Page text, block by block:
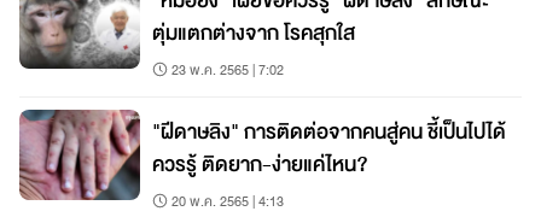
ตุ่มแตกต่างจาก โรคสุกใส
23 พ.ค. 2565 | 7:02
"ฝีดาษลิง" การติดต่อจากคนสู่คน ชี้เป็นไปได้
ควรรู้ ติดยาก-ง่ายแค่ไหน?
20 พ.ค. 2565 | 4:13